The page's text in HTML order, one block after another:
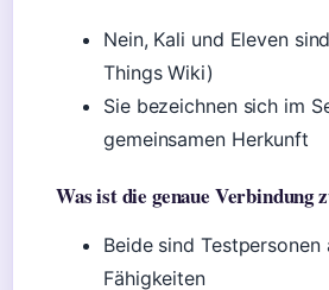
Nein, Kali und Eleven
Things Wiki)
Sie bezeichnen sich im
gemeinsamen Herkunft
Was ist die genaue Verbindung
Beide sind
Fähigkeiten